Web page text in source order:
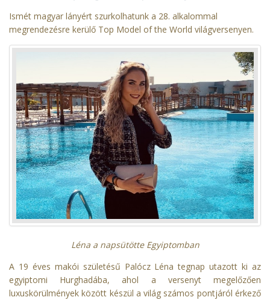
Ismét magyar lányért szurkolhatunk a 28. alkalommal
megrendezésre kerülő Top Model of the World világversenyen.
Léna a napsütötte Egyiptomban
A 19 éves makói születésű Palócz Léna tegnap utazott ki az
egyiptomi Hurghadába, ahol a versenyt megelőzően
luxuskörülmények között készül a világ számos pontjáról érkező